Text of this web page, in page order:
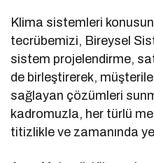
Klima sistemleri
tecrübemizi, Bireysel
sistem projelendirme,
de birleştirerek,
sağlayan çözümleri
kadromuzla, her türlü
titizlikle ve zamanında